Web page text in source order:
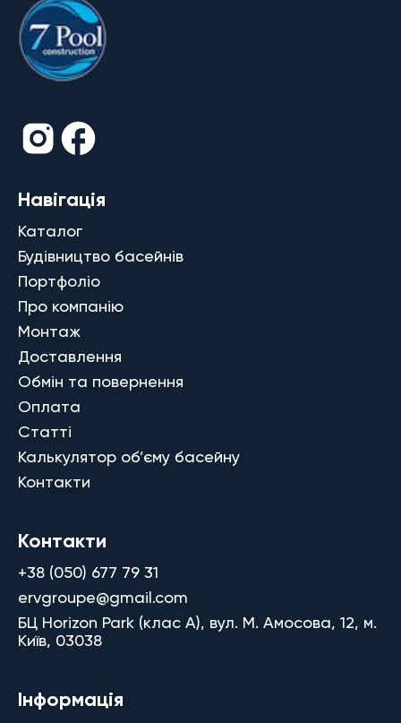
Навігація
Каталог
Будівництво басейнів
Портфоліо
Про компанію
Монтаж
Доставлення
Обмін та повернення
Оплата
Статті
Калькулятор об’єму басейну
Контакти
Контакти
+38 (050) 677 79 31
ervgroupe@gmail.com
БЦ Horizon Park (клас A), вул. М. Амосова, 12, м.
Київ, 03038
Інформація